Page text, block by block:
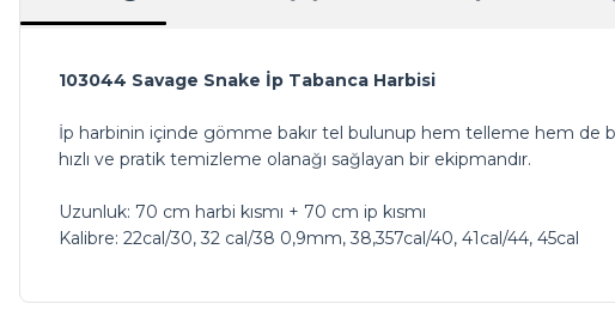
103044 Savage Snake İp Tabanca Harbisi
İp harbinin içinde gömme bakır tel bulunup hem telleme hem de
hızlı ve pratik temizleme olanağı sağlayan bir ekipmandır.
Uzunluk: 70 cm harbi kısmı + 70 cm ip kısmı
Kalibre: 22cal/30, 32 cal/38 0,9mm, 38,357cal/40, 41cal/44, 45cal